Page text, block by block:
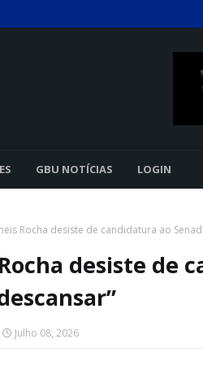
GBU NOTÍCIAS LOGIN
Rocha desiste de candidatura ao
desiste de
Julho 08, 2026